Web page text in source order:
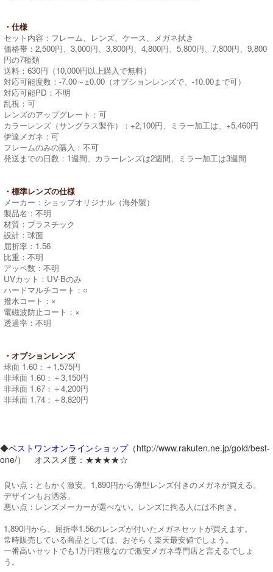
・仕様
セット内容：フレーム、レンズ、ケース、メガネ拭き
価格帯：2,500円、3,000円、3,800円、4,800円、5,800円、7,800円、9,800
円の7種類
送料：630円（10,000円以上購入で無料）
対応可能度数：-7.00～±0.00（オプションレンズで、-10.00まで可）
対応可能PD：不明
乱視：可
レンズのアップグレート：可
カラーレンズ（サングラス製作）：+2,100円、ミラー加工は、+5,460円
伊達メガネ：可
フレームのみの購入：不可
発送までの日数：1週間、カラーレンズは2週間、ミラー加工は3週間
・標準レンズの仕様
メーカー：ショップオリジナル（海外製）
製品名：不明
材質：プラスチック
設計：球面
屈折率：1.56
比重：不明
アッペ数：不明
UVカット：UV-Bのみ
ハードマルチコート：○
撥水コート：×
電磁波防止コート：×
透過率：不明
・オプションレンズ
球面 1.60：＋1,575円
非球面 1.60：＋3,150円
非球面 1.67：＋4,200円
非球面 1.74：＋8,820円
◆ベストワンオンラインショップ（http://www.rakuten.ne.jp/gold/best-
one/） オススメ度：★★★★☆
良い点：ともかく激安。1,890円から薄型レンズ付きのメガネが買える。
デザインもお洒落。
悪い点：レンズメーカーが選べない。レンズに拘る人には不向き。
1,890円から、屈折率1.56のレンズが付いたメガネセットが買えます。
常時販売している商品としては、おそらく楽天最安値でしょう。
一番高いセットでも1万円程度なので激安メガネ専門店と言えるでしょ
う。